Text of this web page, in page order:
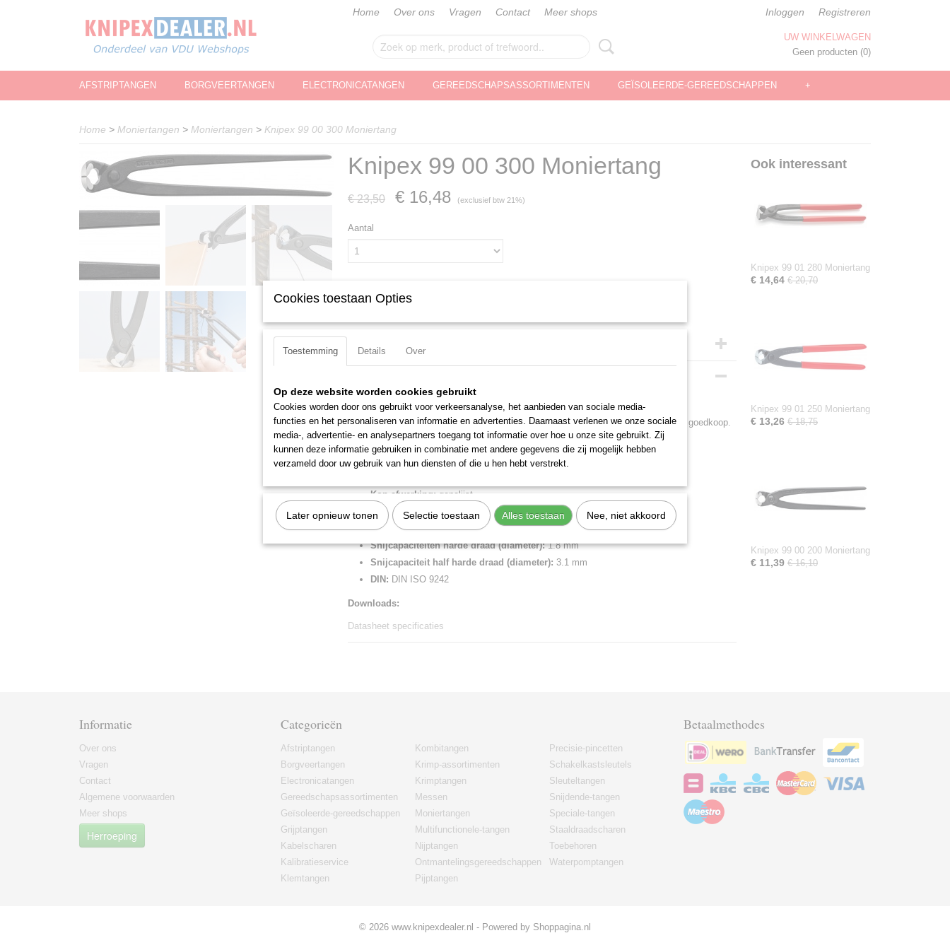
Home Over ons Vragen Contact Meer shops Inloggen Registreren
UW WINKELWAGEN
Geen producten (0)
AFSTRIPTANGEN BORGVEERTANGEN ELECTRONICATANGEN GEREEDSCHAPSASSORTIMENTEN GEÏSOLEERDE-GEREEDSCHAPPEN +
Home > Moniertangen > Moniertangen > Knipex 99 00 300 Moniertang
Knipex 99 00 300 Moniertang
€ 23,50 € 16,48 (exclusief btw 21%)
Aantal
IN WINKELWAGEN
Productcode
99 00 300
Productcode leverancier
Netto gewicht
0,51 Kg
Bruto gewicht
0,51 Kg
Afmetingen (l,b,h)
30 x 4,90 x 2,50 cm
Moniertang zwart geatramenteerd 300 mm
Voor het vlechten en knippen van binddraad in een beweging: snel, betrouwbaar en goedkoop.
Snijkanten extra gehard, hardheid ca. 61 HRC.
Lengte:300 mm
Kop afwerking: gepolijst
Snijkant:snijkant met facet
Meslengte:25 mm
Snijcapaciteiten harde draad (diameter):1.8 mm
Snijcapaciteit half harde draad (diameter): 3.1 mm
DIN: DIN ISO 9242
Downloads:
Datasheet specificaties
Ook interessant
Knipex 99 01 280 Moniertang
€ 14,64 € 20,70
Knipex 99 01 250 Moniertang
€ 13,26 € 18,75
Knipex 99 00 200 Moniertang
€ 11,39 € 16,10
Informatie
Over ons
Vragen
Contact
Algemene voorwaarden
Meer shops
Herroeping
Categorieën
Afstriptangen
Borgveertangen
Electronicatangen
Gereedschapsassortimenten
Geïsoleerde-gereedschappen
Grijptangen
Kabelscharen
Kalibratieservice
Klemtangen
Kombitangen
Krimp-assortimenten
Krimptangen
Messen
Moniertangen
Multifunctionele-tangen
Nijptangen
Ontmantelingsgereedschappen
Pijptangen
Precisie-pincetten
Schakelkastsleutels
Sleuteltangen
Snijdende-tangen
Speciale-tangen
Staaldraadscharen
Toebehoren
Waterpomptangen
Betaalmethodes
© 2026 www.knipexdealer.nl - Powered by Shoppagina.nl
Cookies toestaan Opties
Toestemming Details Over
Op deze website worden cookies gebruikt
Cookies worden door ons gebruikt voor verkeersanalyse, het aanbieden van sociale media-
functies en het personaliseren van informatie en advertenties. Daarnaast verlenen we onze sociale
media-, advertentie- en analysepartners toegang tot informatie over hoe u onze site gebruikt. Zij
kunnen deze informatie gebruiken in combinatie met andere gegevens die zij mogelijk hebben
verzameld door uw gebruik van hun diensten of die u hen hebt verstrekt.
Later opnieuw tonen Selectie toestaan Alles toestaan Nee, niet akkoord